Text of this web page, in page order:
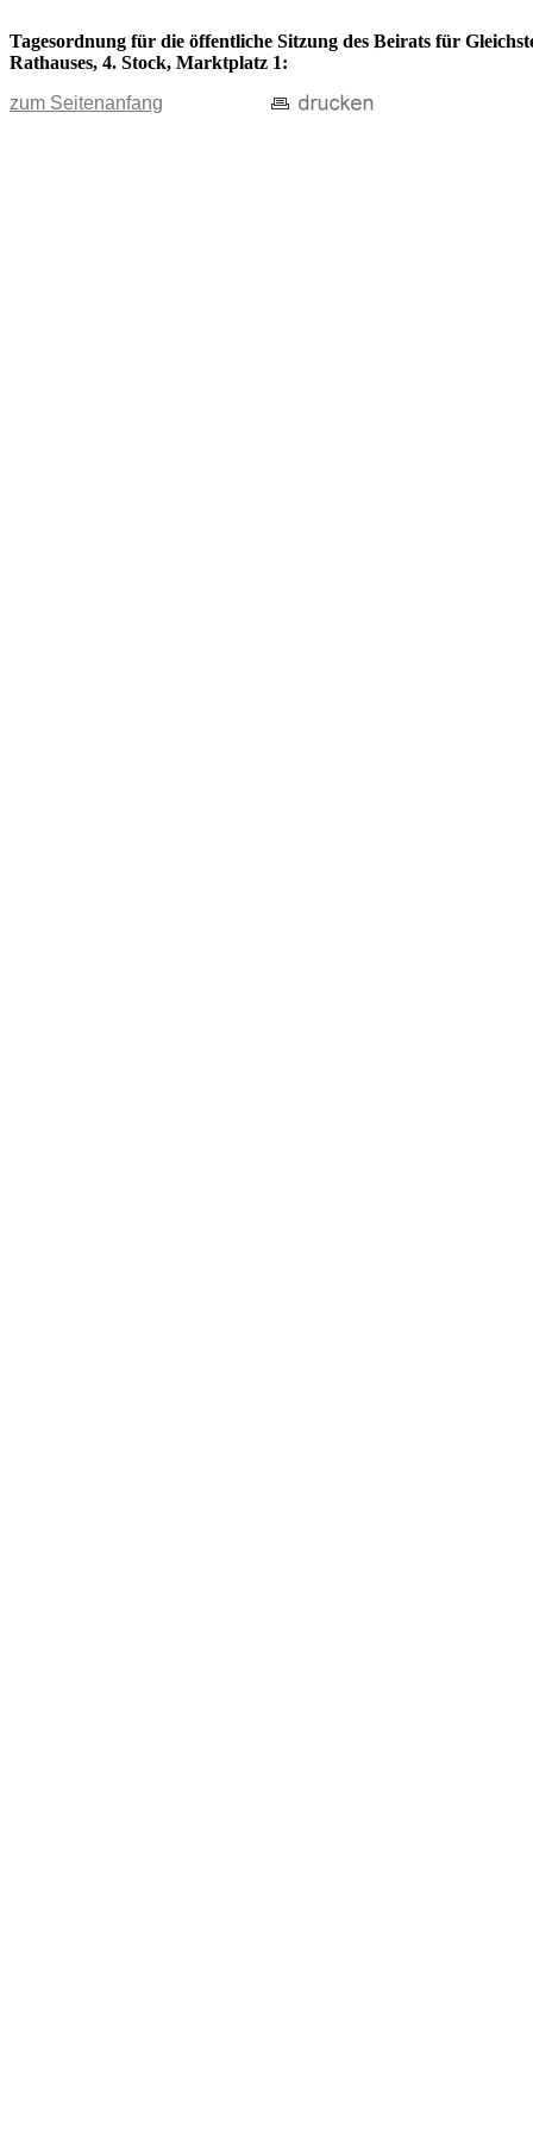
Tagesordnung für die öffentliche Sitzung des Beirats für
Rathauses, 4. Stock, Marktplatz 1:
zum Seitenanfang